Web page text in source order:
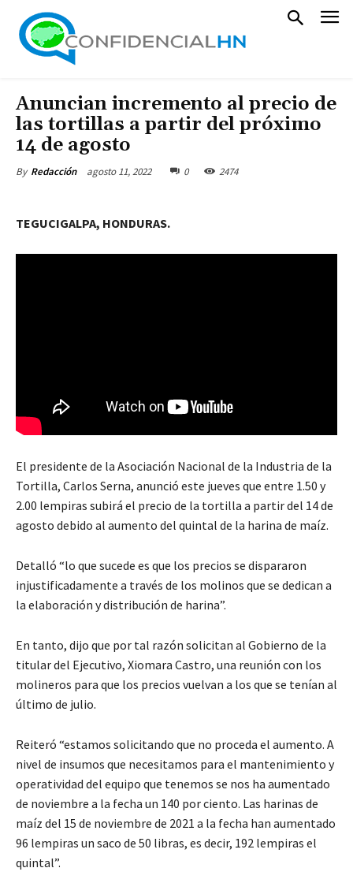
Anuncian incremento al precio de
las tortillas a partir del próximo
14 de agosto
By Redacción agosto 11, 2022 0 2474
TEGUCIGALPA, HONDURAS.
El presidente de la Asociación Nacional de la Industria de la
Tortilla, Carlos Serna, anunció este jueves que entre 1.50 y
2.00 lempiras subirá el precio de la tortilla a partir del 14 de
agosto debido al aumento del quintal de la harina de maíz.
Detalló “lo que sucede es que los precios se dispararon
injustificadamente a través de los molinos que se dedican a
la elaboración y distribución de harina”.
En tanto, dijo que por tal razón solicitan al Gobierno de la
titular del Ejecutivo, Xiomara Castro, una reunión con los
molineros para que los precios vuelvan a los que se tenían al
último de julio.
Reiteró “estamos solicitando que no proceda el aumento. A
nivel de insumos que necesitamos para el mantenimiento y
operatividad del equipo que tenemos se nos ha aumentado
de noviembre a la fecha un 140 por ciento. Las harinas de
maíz del 15 de noviembre de 2021 a la fecha han aumentado
96 lempiras un saco de 50 libras, es decir, 192 lempiras el
quintal”.